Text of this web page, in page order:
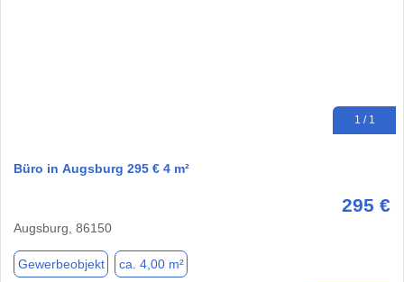
1 / 1
Büro in Augsburg 295 € 4 m²
295 €
Augsburg, 86150
Gewerbeobjekt ca. 4,00 m²